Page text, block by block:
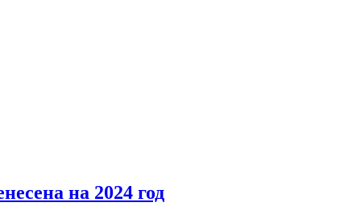
на 2024 год